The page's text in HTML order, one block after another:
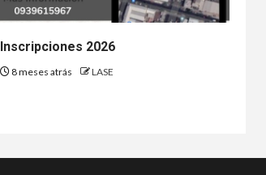
Inscripciones 2026
8 meses atrás LASE